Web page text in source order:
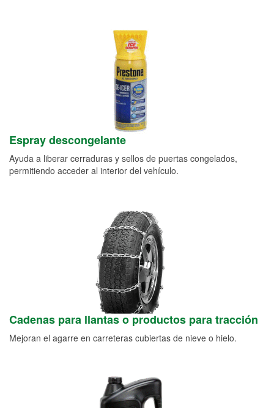
Espray descongelante
Ayuda a liberar cerraduras y sellos de puertas congelados,
permitiendo acceder al interior del vehículo.
Cadenas para llantas o productos para tracción
Mejoran el agarre en carreteras cubiertas de nieve o hielo.